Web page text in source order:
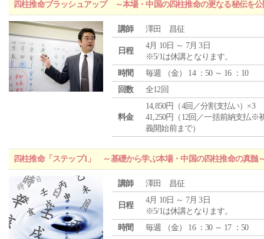
四柱推命ブラッシュアップ ～本場・中国の四柱推命の更なる秘伝を
講師 澤田 昌征
日程
4月 10日 ～ 7月 3日
※5/1は休講となります。
時間
毎週 （金） 14 ：50 ～ 16 ：10
回数
全12回
料金
14,850円（4回／分割支払い）×3
41,250円（12回／一括前納支払※
義開始前まで）
四柱推命「ステップ1」 ～基礎から学ぶ本場・中国の四柱推命の真髄
講師 澤田 昌征
日程
4月 10日 ～ 7月 3日
※5/1は休講となります。
時間
毎週 （金） 16 ：30 ～ 17 ：50